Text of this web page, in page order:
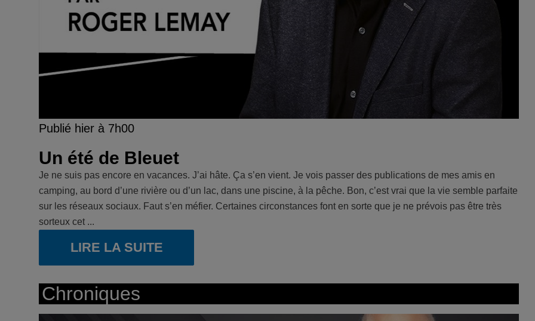
Publié hier à 7h00
Un été de Bleuet
Je ne suis pas encore en vacances. J’ai hâte. Ça s’en vient. Je vois passer des publications de mes amis en
camping, au bord d’une rivière ou d’un lac, dans une piscine, à la pêche. Bon, c’est vrai que la vie semble parfaite
sur les réseaux sociaux. Faut s’en méfier. Certaines circonstances font en sorte que je ne prévois pas être très
sorteux cet ...
LIRE LA SUITE
Chroniques